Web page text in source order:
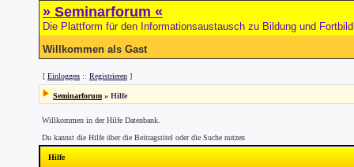
» Seminarforum «
Die Plattform für den Informationsaustausch zu Bildung und
Willkommen als Gast
[ Einloggen :: Registrieren ]
Seminarforum » Hilfe
Willkommen in der Hilfe Datenbank.
Du kannst die Hilfe über die Beitragstitel oder die Suche nutzen
Hilfe